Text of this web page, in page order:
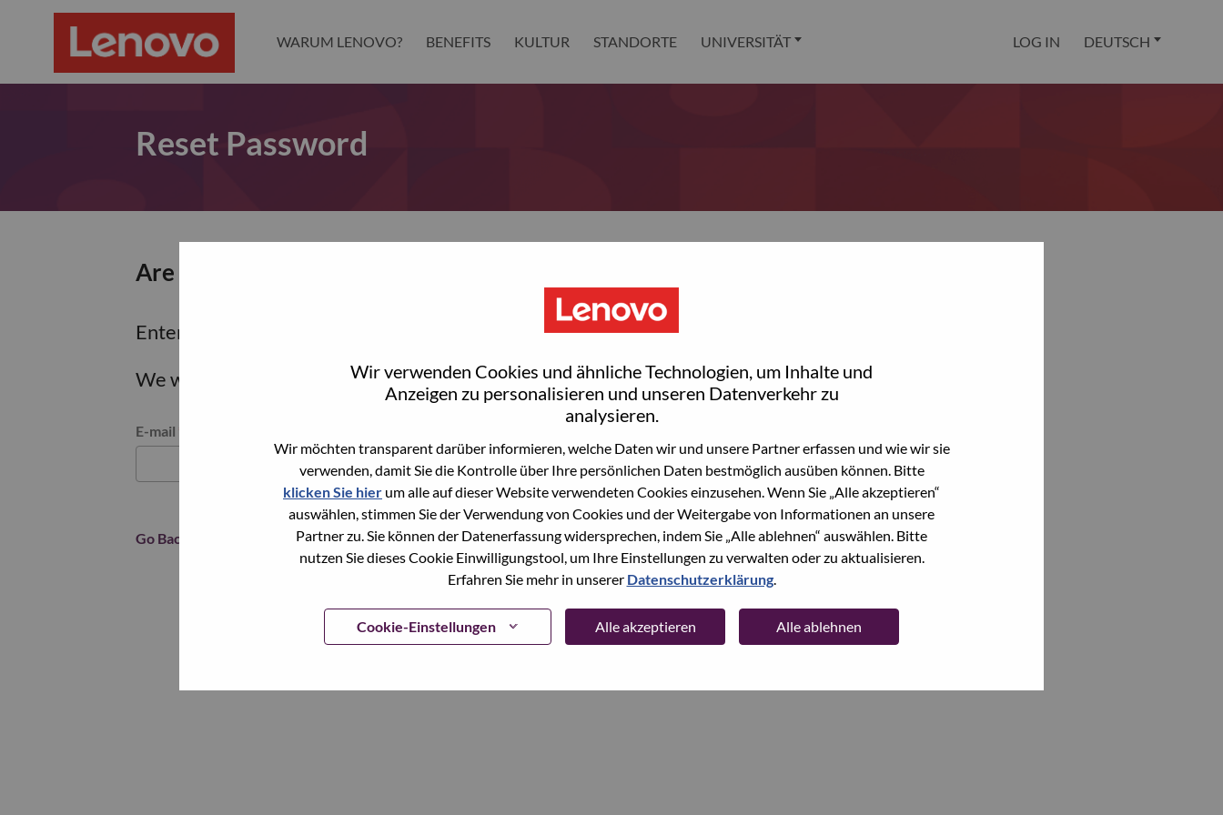
Wir verwenden Cookies und ähnliche Technologien, um Inhalte und
Anzeigen zu personalisieren und unseren Datenverkehr zu
analysieren.
Wir möchten transparent darüber informieren, welche Daten wir und unsere Partner erfassen und wie wir sie
verwenden, damit Sie die Kontrolle über Ihre persönlichen Daten bestmöglich ausüben können. Bitte
klicken Sie hier um alle auf dieser Website verwendeten Cookies einzusehen. Wenn Sie „Alle akzeptieren“
auswählen, stimmen Sie der Verwendung von Cookies und der Weitergabe von Informationen an unsere
Partner zu. Sie können der Datenerfassung widersprechen, indem Sie „Alle ablehnen“ auswählen. Bitte
nutzen Sie dieses Cookie Einwilligungstool, um Ihre Einstellungen zu verwalten oder zu aktualisieren.
Erfahren Sie mehr in unserer Datenschutzerklärung.
Cookie-Einstellungen Alle akzeptieren Alle ablehnen
WARUM LENOVO? BENEFITS KULTUR STANDORTE UNIVERSITÄT LOG IN DEUTSCH
Reset Password
Are you sure you want to reset your password?
Enter the email address associated with your account, then click "Continue".
We will email you a link to reset your password.
Reset password with your e-mail
E-mail
Continue
Go Back